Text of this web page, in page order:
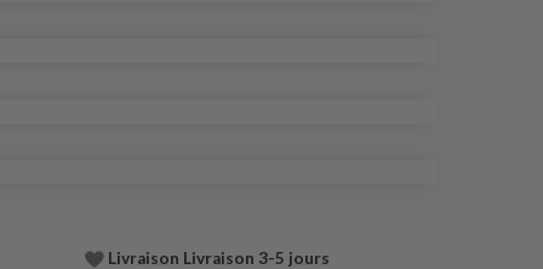
Livraison Livraison 3-5 jours